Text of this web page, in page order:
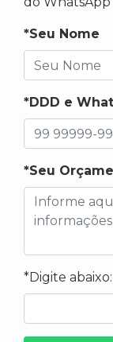
*Seu Nome
*DDD e
*Seu
*Digite abaixo: